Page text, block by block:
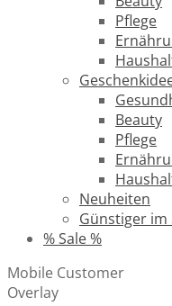
Pflege
Beauty
Pflege
Neuheiten
Günstiger im
% Sale %
Mobile Customer
Overlay